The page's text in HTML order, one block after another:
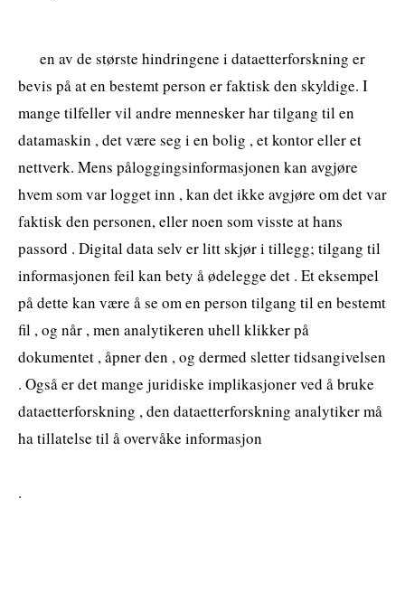
en av de største hindringene i dataetterforskning er
bevis på at en bestemt person er faktisk den skyldige. I
mange tilfeller vil andre mennesker har tilgang til en
datamaskin , det være seg i en bolig , et kontor eller et
nettverk. Mens påloggingsinformasjonen kan avgjøre
hvem som var logget inn , kan det ikke avgjøre om det var
faktisk den personen, eller noen som visste at hans
passord . Digital data selv er litt skjør i tillegg; tilgang til
informasjonen feil kan bety å ødelegge det . Et eksempel
på dette kan være å se om en person tilgang til en bestemt
fil , og når , men analytikeren uhell klikker på
dokumentet , åpner den , og dermed sletter tidsangivelsen
. Også er det mange juridiske implikasjoner ved å bruke
dataetterforskning , den dataetterforskning analytiker må
ha tillatelse til å overvåke informasjon
.